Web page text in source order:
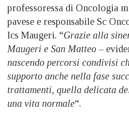
professoressa di Oncologia
pavese e responsabile Sc
Ics Maugeri. “Grazie alla
Maugeri e San Matteo –
nascendo percorsi condivisi
supporto anche nella fase
trattamenti, quella delicata
una vita normale“.